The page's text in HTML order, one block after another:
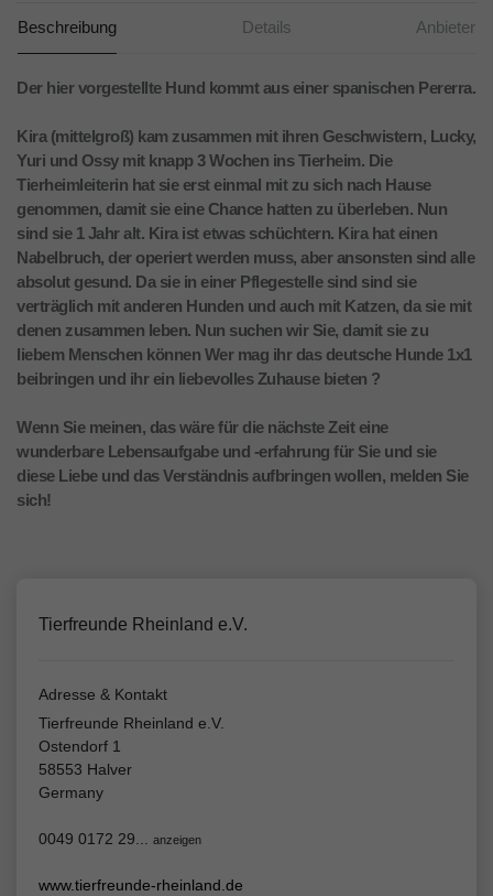
Beschreibung Details Anbieter
Der hier vorgestellte Hund kommt aus einer spanischen Pererra.
Kira (mittelgroß) kam zusammen mit ihren Geschwistern, Lucky,
Yuri und Ossy mit knapp 3 Wochen ins Tierheim. Die
Tierheimleiterin hat sie erst einmal mit zu sich nach Hause
genommen, damit sie eine Chance hatten zu überleben. Nun
sind sie 1 Jahr alt. Kira ist etwas schüchtern. Kira hat einen
Nabelbruch, der operiert werden muss, aber ansonsten sind alle
absolut gesund. Da sie in einer Pflegestelle sind sind sie
verträglich mit anderen Hunden und auch mit Katzen, da sie mit
denen zusammen leben. Nun suchen wir Sie, damit sie zu
liebem Menschen können Wer mag ihr das deutsche Hunde 1x1
beibringen und ihr ein liebevolles Zuhause bieten ?
Wenn Sie meinen, das wäre für die nächste Zeit eine
wunderbare Lebensaufgabe und -erfahrung für Sie und sie
diese Liebe und das Verständnis aufbringen wollen, melden Sie
sich!
Tierfreunde Rheinland e.V.
Adresse & Kontakt
Tierfreunde Rheinland e.V.
Ostendorf 1
58553 Halver
Germany
0049 0172 29... anzeigen
www.tierfreunde-rheinland.de